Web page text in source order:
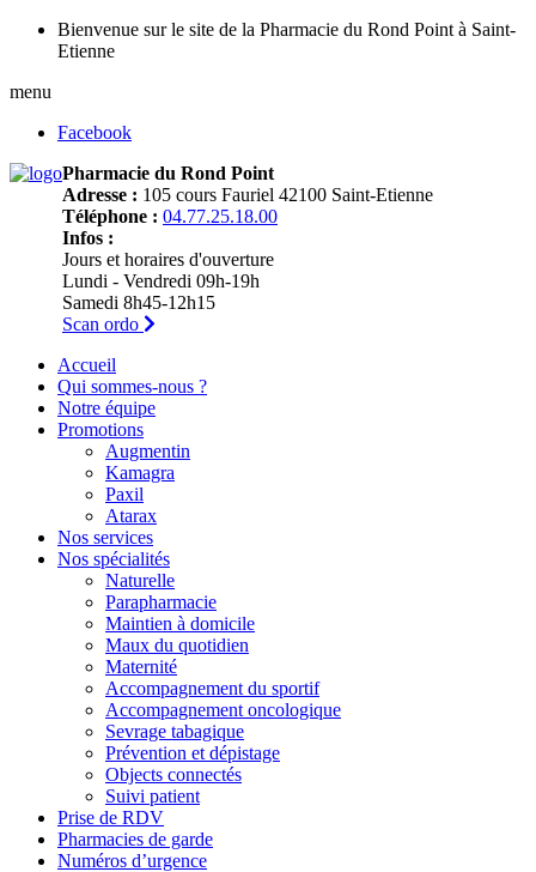
Bienvenue sur le site de la Pharmacie du Rond Point à Saint-
Etienne
menu
Facebook
Pharmacie du Rond Point
Adresse : 105 cours Fauriel 42100 Saint-Etienne
Téléphone : 04.77.25.18.00
Infos :
Jours et horaires d'ouverture
Lundi - Vendredi 09h-19h
Samedi 8h45-12h15
Scan ordo
Accueil
Qui sommes-nous ?
Notre équipe
Promotions
Augmentin
Kamagra
Paxil
Atarax
Nos services
Nos spécialités
Naturelle
Parapharmacie
Maintien à domicile
Maux du quotidien
Maternité
Accompagnement du sportif
Accompagnement oncologique
Sevrage tabagique
Prévention et dépistage
Objects connectés
Suivi patient
Prise de RDV
Pharmacies de garde
Numéros d’urgence